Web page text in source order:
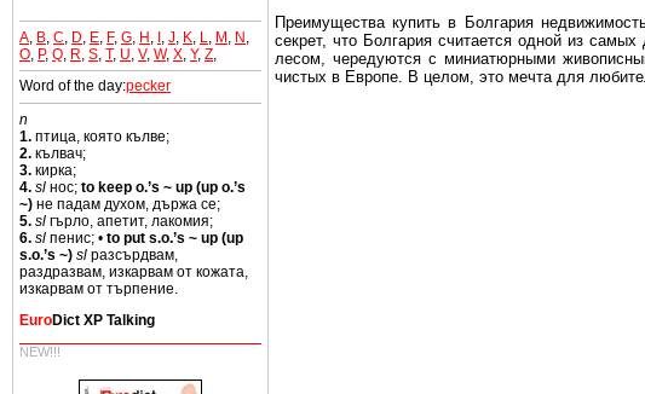
A B C D E F, G H I J K L M N
O P, Q R S T, U V, W, X Y, Z
Word of the day:pecker
n
1. птица, която кълве;
2. кълвач;
3. кирка;
4. sl нос; to keep o.’s ~ up (up o.’s
~) не падам духом, държа се;
5. sl гърло, апетит, лакомия;
6. sl пенис; • to put s.o.’s ~ up (up
s.o.’s ~) sl разсърдвам,
раздразвам, изкарвам от кожата,
изкарвам от търпение.
EuroDict XP Talking
NEW!!!
Преимущества купить в Болгария
секрет, что Болгария считается одной из
лесом, чередуются с миниатюрными
чистых в Европе. В целом, это мечта для
Еще одно существенное преимущество в